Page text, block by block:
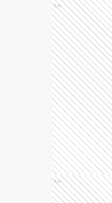
Ads
Ads